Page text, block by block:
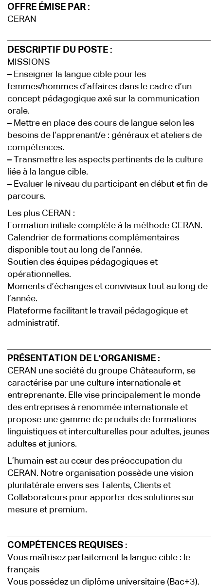
OFFRE ÉMISE PAR :
CERAN
DESCRIPTIF DU POSTE :
MISSIONS
– Enseigner la langue cible pour les
femmes/hommes d’affaires dans le cadre d’un
concept pédagogique axé sur la communication
orale.
– Mettre en place des cours de langue selon les
besoins de l’apprenant/e : généraux et ateliers de
compétences.
– Transmettre les aspects pertinents de la culture
liée à la langue cible.
– Evaluer le niveau du participant en début et fin de
parcours.
Les plus CERAN :
Formation initiale complète à la méthode CERAN.
Calendrier de formations complémentaires
disponible tout au long de l’année.
Soutien des équipes pédagogiques et
opérationnelles.
Moments d’échanges et conviviaux tout au long de
l’année.
Plateforme facilitant le travail pédagogique et
administratif.
PRÉSENTATION DE L'ORGANISME :
CERAN une société du groupe Châteauform, se
caractérise par une culture internationale et
entreprenante. Elle vise principalement le monde
des entreprises à renommée internationale et
propose une gamme de produits de formations
linguistiques et interculturelles pour adultes, jeunes
adultes et juniors.
L’humain est au cœur des préoccupation du
CERAN. Notre organisation possède une vision
plurilatérale envers ses Talents, Clients et
Collaborateurs pour apporter des solutions sur
mesure et premium.
COMPÉTENCES REQUISES :
Vous maîtrisez parfaitement la langue cible : le
français
Vous possédez un diplôme universitaire (Bac+3).